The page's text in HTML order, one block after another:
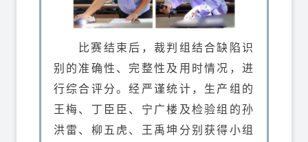
比赛结束后，裁判组结合缺陷识
别的准确性、完整性及用时情况，进
行综合评分。经严谨统计，生产组的
王梅、丁臣臣、宁广楼及检验组的孙
洪雷、柳五虎、王禹坤分别获得小组